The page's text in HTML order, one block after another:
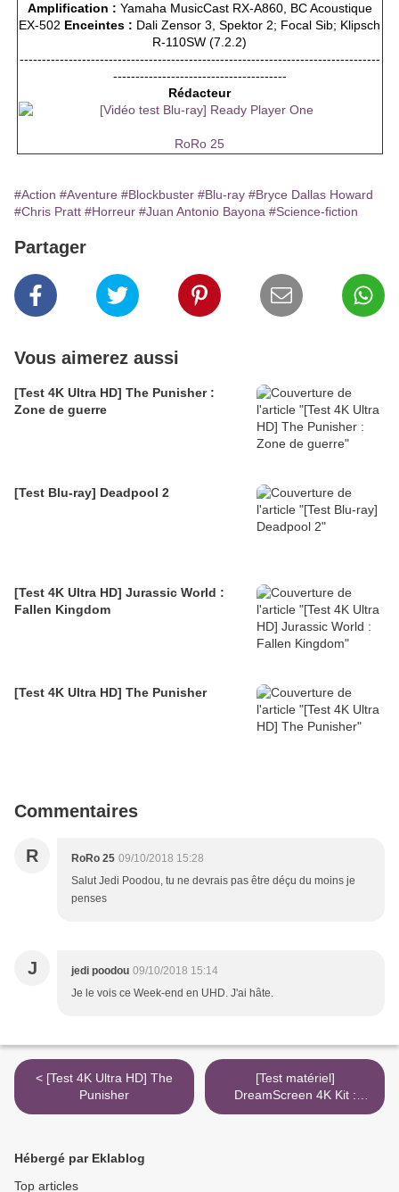
Amplification : Yamaha MusicCast RX-A860, BC Acoustique
EX-502 Enceintes : Dali Zensor 3, Spektor 2; Focal Sib; Klipsch
R-110SW (7.2.2)
---------------------------------------------------------------------------------
---------------------------------------
Rédacteur
RoRo 25
#Action #Aventure #Blockbuster #Blu-ray #Bryce Dallas Howard
#Chris Pratt #Horreur #Juan Antonio Bayona #Science-fiction
Partager
Vous aimerez aussi
[Test 4K Ultra HD] The Punisher :
Zone de guerre
[Test Blu-ray] Deadpool 2
[Test 4K Ultra HD] Jurassic World :
Fallen Kingdom
[Test 4K Ultra HD] The Punisher
Commentaires
R RoRo 25 09/10/2018 15:28
Salut Jedi Poodou, tu ne devrais pas être déçu du moins je
penses
J jedi poodou 09/10/2018 15:14
Je le vois ce Week-end en UHD. J'ai hâte.
< [Test 4K Ultra HD] The
Punisher
[Test matériel]
DreamScreen 4K Kit :
l'Ambilight pour tous ! >
Hébergé par Eklablog
Top articles